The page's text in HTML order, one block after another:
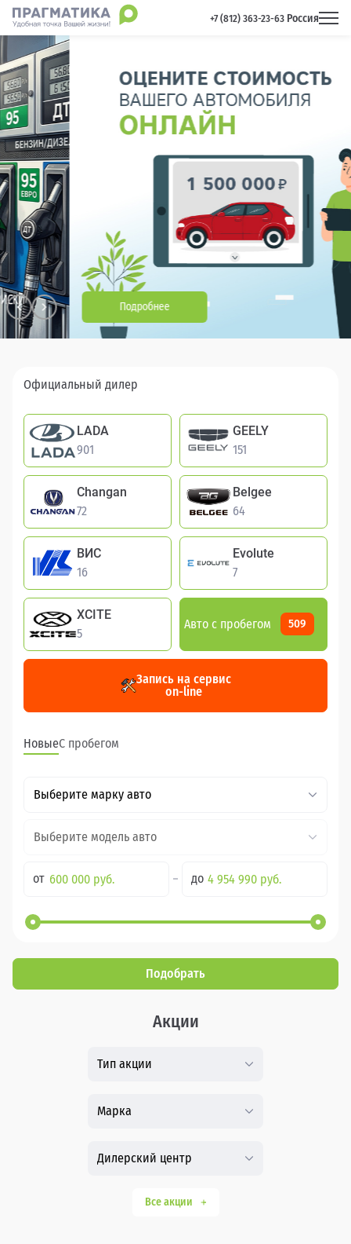
+7 (812) 363-23-63 Россия
Подробнее
Официальный дилер
LADA
901
GEELY
151
Changan
72
Belgee
64
ВИС
16
Evolute
7
XCITE
5
Авто с пробегом 509
Запись на сервис
on-line
НовыеС пробегом
Выберите марку авто
Выберите модель авто
от до
Подобрать
Акции
Тип акции
Марка
Дилерский центр
Все акции